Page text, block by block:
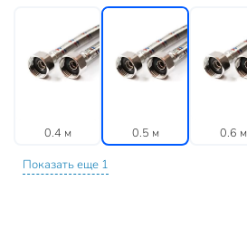
0.4 м 0.5 м 0.6 м
Показать еще 1